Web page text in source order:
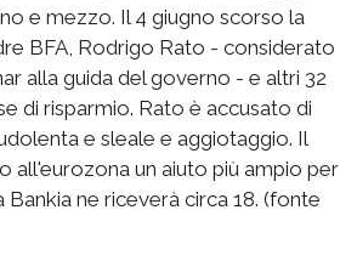
e mezzo. Il 4 giugno scorso la
BFA, Rodrigo Rato - considerato
alla guida del governo - e altri 32
di risparmio. Rato è accusato di
e sleale e aggiotaggio. Il
all'eurozona un aiuto più ampio per
ne riceverà circa 18. (fonte